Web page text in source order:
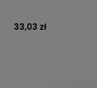
33,03 zł